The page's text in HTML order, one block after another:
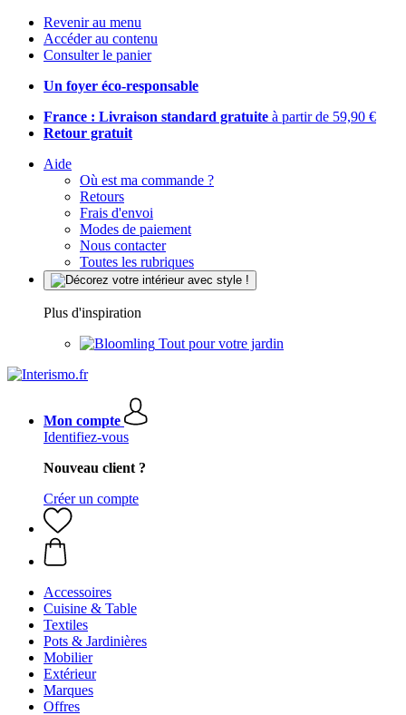
Revenir au menu
Accéder au contenu
Consulter le panier
Un foyer éco-responsable
France : Livraison standard gratuite à partir de 59,90 €
Retour gratuit
Aide
Où est ma commande ?
Retours
Frais d'envoi
Modes de paiement
Nous contacter
Toutes les rubriques
Plus d'inspiration
Tout pour votre jardin
Mon compte
Identifiez-vous
Nouveau client ?
Créer un compte
Accessoires
Cuisine & Table
Textiles
Pots & Jardinières
Mobilier
Extérieur
Marques
Offres